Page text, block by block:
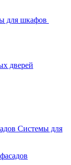
для шкафов
дверей
Системы для